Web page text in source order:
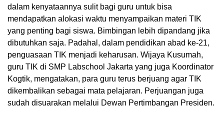
dalam kenyataannya sulit bagi guru untuk bisa
mendapatkan alokasi waktu menyampaikan materi TIK
yang penting bagi siswa. Bimbingan lebih dipandang jika
dibutuhkan saja. Padahal, dalam pendidikan abad ke-21,
penguasaan TIK menjadi keharusan. Wijaya Kusumah,
guru TIK di SMP Labschool Jakarta yang juga Koordinator
Kogtik, mengatakan, para guru terus berjuang agar TIK
dikembalikan sebagai mata pelajaran. Perjuangan juga
sudah disuarakan melalui Dewan Pertimbangan Presiden.